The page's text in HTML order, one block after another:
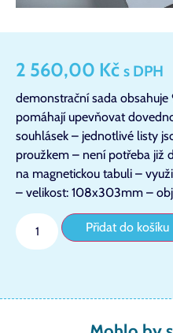
2 560,00 Kč s DPH
demonstrační sada
pomáhají upevňovat
souhlásek – jednotlivé listy
proužkem – není potřeba již
na magnetickou tabuli –
– velikost: 108x303mm – obj.
Přidat do košíku